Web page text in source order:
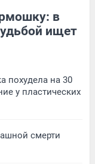
в
ищет
похудела на 30
у пластических
смерти